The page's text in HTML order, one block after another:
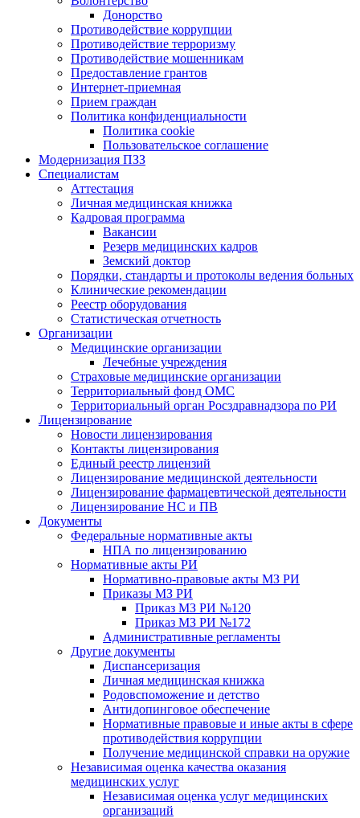
Донорство
Противодействие коррупции
Противодействие терроризму
Противодействие мошенникам
Предоставление грантов
Интернет-приемная
Прием граждан
Политика конфиденциальности
Политика cookie
Пользовательское соглашение
Модернизация ПЗЗ
Специалистам
Аттестация
Личная медицинская книжка
Кадровая программа
Вакансии
Резерв медицинских кадров
Земский доктор
Порядки, стандарты и протоколы ведения больных
Клинические рекомендации
Реестр оборудования
Статистическая отчетность
Организации
Медицинские организации
Лечебные учреждения
Страховые медицинские организации
Территориальный фонд ОМС
Территориальный орган Росздравнадзора по РИ
Лицензирование
Новости лицензирования
Контакты лицензирования
Единый реестр лицензий
Лицензирование медицинской деятельности
Лицензирование фармацевтической деятельности
Лицензирование НС и ПВ
Документы
Федеральные нормативные акты
НПА по лицензированию
Нормативные акты РИ
Нормативно-правовые акты МЗ РИ
Приказы МЗ РИ
Приказ МЗ РИ №120
Приказ МЗ РИ №172
Административные регламенты
Другие документы
Диспансеризация
Личная медицинская книжка
Родовспоможение и детство
Антидопинговое обеспечение
Нормативные правовые и иные акты в сфере
противодействия коррупции
Получение медицинской справки на оружие
Независимая оценка качества оказания
медицинских услуг
Независимая оценка услуг медицинскиx
организаций